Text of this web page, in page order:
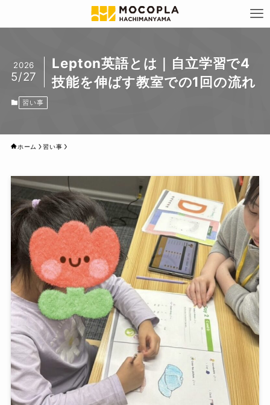
Lepton英語とは｜自立学習で4
技能を伸ばす教室での1回の流れ
2026
5/27
習い事
ホーム 習い事